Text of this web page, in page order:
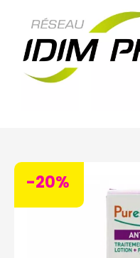
-20%